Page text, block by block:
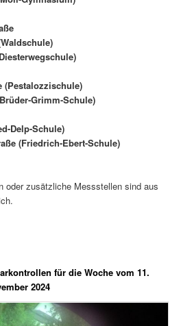
(Pestalozzischule)
Grimm-Schule)
Delp-Schule)
(Friedrich-Ebert-Schule)
oder zusätzliche Messstellen sind aus
für die Woche vom 11.
2024